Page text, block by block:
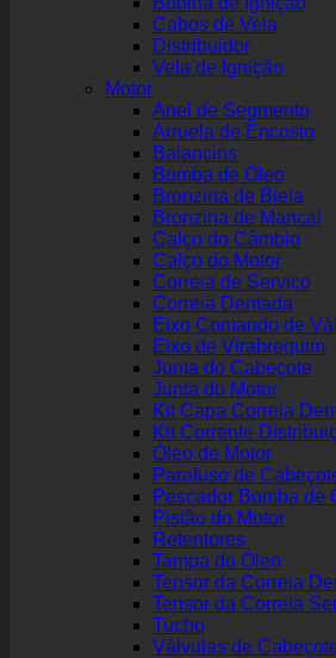
Cabos de Vela
Distribuidor
Vela de Ignição
Motor
Anel de Segmento
Arruela de Encosto
Balancins
Bomba de Óleo
Bronzina de Biela
Bronzina de Mancal
Calço do Câmbio
Calço do Motor
Correia de Serviço
Correia Dentada
Eixo Comando de
Eixo de Virabrequim
Junta do Cabeçote
Junta do Motor
Kit Capa Correia
Kit Corrente
Óleo de Motor
Parafuso de
Pescador Bomba de
Pistão do Motor
Retentores
Tampa do Óleo
Tensor da Correia
Tensor da Correia
Tucho
Válvulas de